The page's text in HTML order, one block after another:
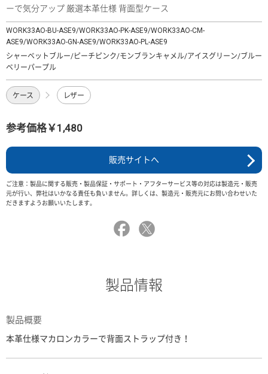
ーで気分アップ 厳選本革仕様 背面型ケース
WORK33AO-BU-ASE9/WORK33AO-PK-ASE9/WORK33AO-CM-
ASE9/WORK33AO-GN-ASE9/WORK33AO-PL-ASE9
シャーベットブルー/ピーチピンク/モンブランキャメル/アイスグリーン/ブルー
ベリーパープル
ケース レザー
参考価格￥1,480
販売サイトへ
ご注意：製品に関する販売・製品保証・サポート・アフターサービス等の対応は製造元・販売
元が行い、弊社はいかなる責任も負いません。詳しくは、製造元・販売元にお問い合わせいた
だきますようお願いいたします。
製品情報
製品概要
本革仕様マカロンカラーで背面ストラップ付き！